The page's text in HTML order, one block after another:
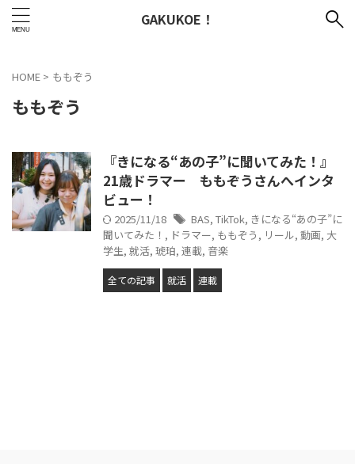
GAKUKOE！
HOME > ももぞう
ももぞう
『きになる“あの子”に聞いてみた！』
21歳ドラマー ももぞうさんへインタ
ビュー！
2025/11/18 BAS, TikTok, きになる“あの子”に
聞いてみた！ , ドラマー, ももぞう , リール, 動画, 大
学生, 就活, 琥珀, 連載, 音楽
全ての記事 就活 連載